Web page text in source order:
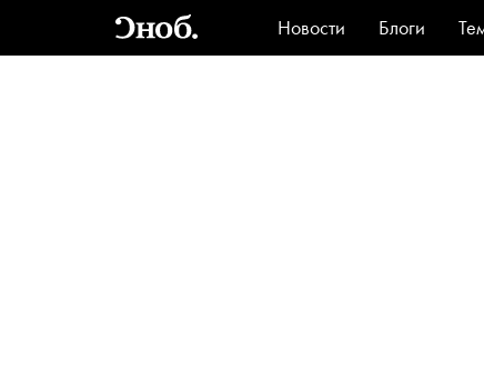
Новости Блоги
Стиль